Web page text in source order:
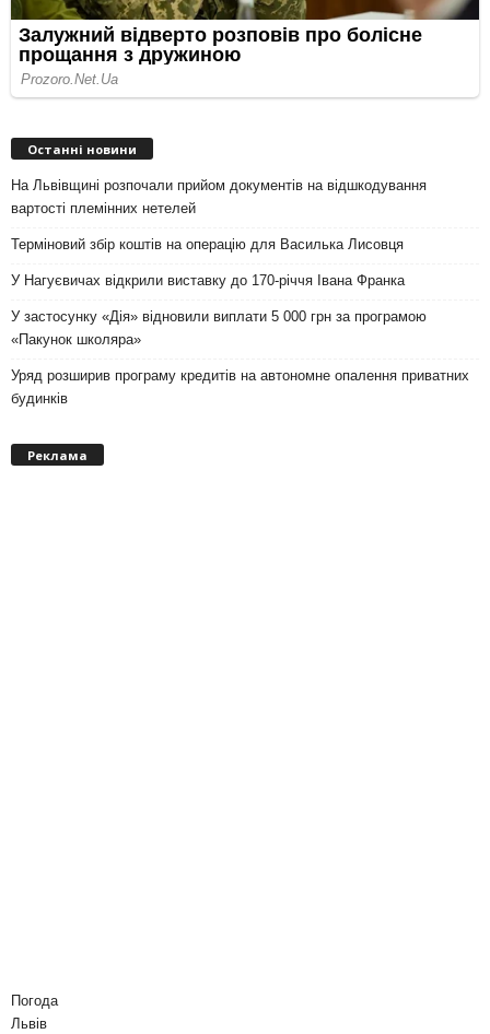
Останні новини
На Львівщині розпочали прийом документів на відшкодування
вартості племінних нетелей
Терміновий збір коштів на операцію для Василька Лисовця
У Нагуєвичах відкрили виставку до 170-річчя Івана Франка
У застосунку «Дія» відновили виплати 5 000 грн за програмою
«Пакунок школяра»
Уряд розширив програму кредитів на автономне опалення приватних
будинків
Реклама
Погода
Львів